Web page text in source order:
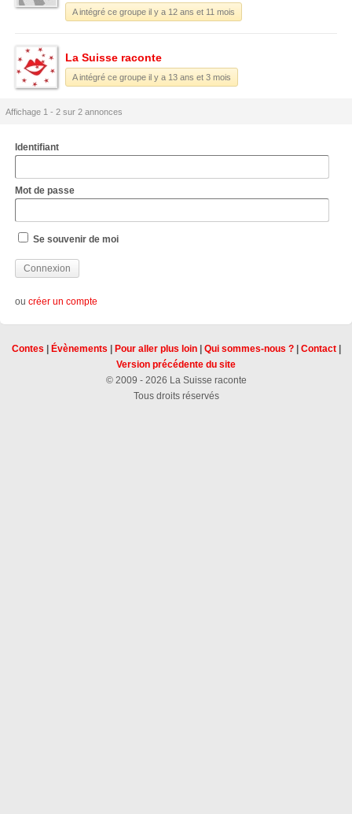
A intégré ce groupe il y a 12 ans et 11 mois
La Suisse raconte
A intégré ce groupe il y a 13 ans et 3 mois
Affichage 1 - 2 sur 2 annonces
Identifiant
Mot de passe
Se souvenir de moi
ou créer un compte
Contes | Évènements | Pour aller plus loin| Qui sommes-nous ?| Contact|
Version précédente du site
© 2009 - 2026 La Suisse raconte
Tous droits réservés